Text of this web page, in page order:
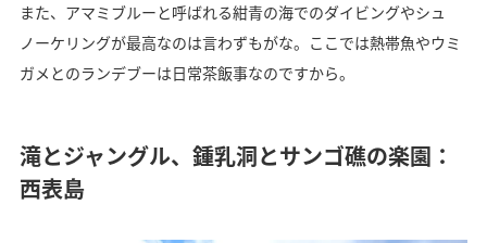
また、アマミブルーと呼ばれる紺青の海でのダイビングやシュ
ノーケリングが最高なのは言わずもがな。ここでは熱帯魚やウミ
ガメとのランデブーは日常茶飯事なのですから。
滝とジャングル、鍾乳洞とサンゴ礁の楽園：
西表島